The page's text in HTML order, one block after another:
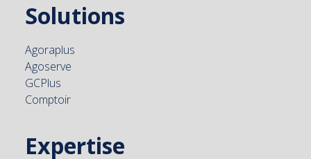
Solutions
Agoraplus
Agoserve
GCPlus
Comptoir
Expertise